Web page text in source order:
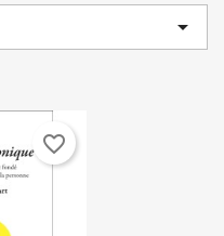

favorite_border